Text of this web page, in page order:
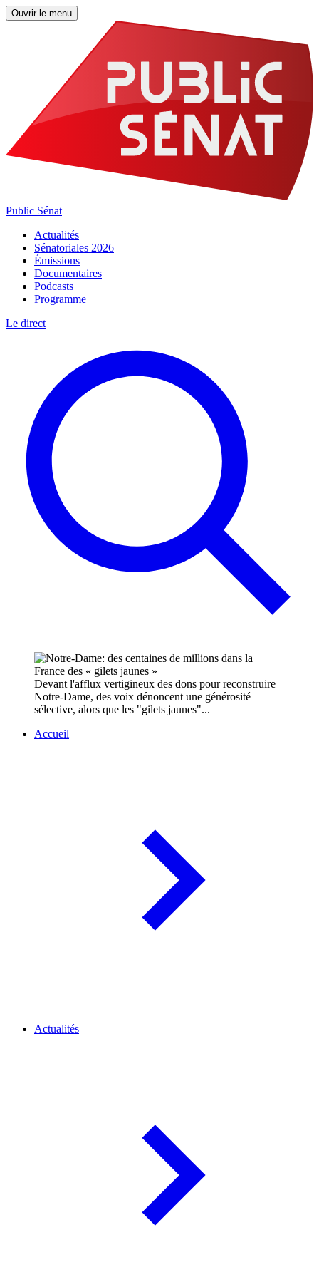
Ouvrir le menu
Public Sénat
Actualités
Sénatoriales 2026
Émissions
Documentaires
Podcasts
Programme
Le direct
Devant l'afflux vertigineux des dons pour reconstruire
Notre-Dame, des voix dénoncent une générosité
sélective, alors que les "gilets jaunes"...
Accueil
Actualités